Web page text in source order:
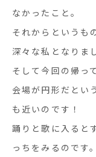
なかったこと。
それからというも
深々な私となりま
そして今回の帰っ
会場が円形だとい
も近いのです！
踊りと歌に入ると
っちをみるのです。